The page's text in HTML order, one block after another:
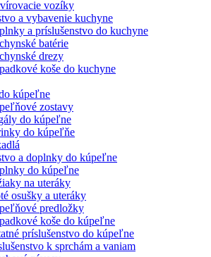
vozíky
a vybavenie kuchyne
a príslušenstvo do kuchyne
batérie
drezy
koše do kuchyne
kúpeľne
zostavy
do kúpeľne
do kúpeľňe
a doplnky do kúpeľne
do kúpeľne
na uteráky
osušky a uteráky
predložky
koše do kúpeľne
príslušenstvo do kúpeľne
k sprchám a vaniam